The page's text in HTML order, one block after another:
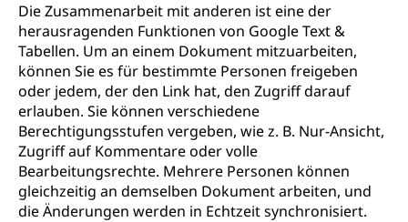
Die Zusammenarbeit mit anderen ist eine der
herausragenden Funktionen von Google Text &
Tabellen. Um an einem Dokument mitzuarbeiten,
können Sie es für bestimmte Personen freigeben
oder jedem, der den Link hat, den Zugriff darauf
erlauben. Sie können verschiedene
Berechtigungsstufen vergeben, wie z. B. Nur-Ansicht,
Zugriff auf Kommentare oder volle
Bearbeitungsrechte. Mehrere Personen können
gleichzeitig an demselben Dokument arbeiten, und
die Änderungen werden in Echtzeit synchronisiert.